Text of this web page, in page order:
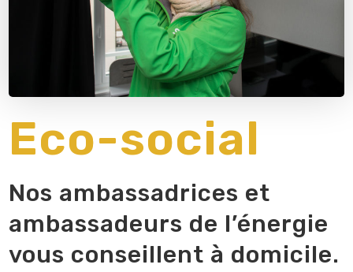
Eco-social
Nos ambassadrices et
ambassadeurs de l’énergie
vous conseillent à domicile.